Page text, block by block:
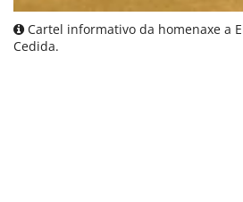
Cartel informativo da homenaxe a
Cedida.